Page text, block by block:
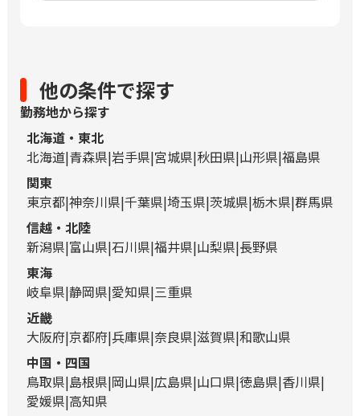
他の条件で探す
勤務地から探す
北海道・東北
北海道 青森県 岩手県 宮城県 秋田県 山形県 福島県
関東
東京都 神奈川県 千葉県 埼玉県 茨城県 栃木県 群馬県
信越・北陸
新潟県 富山県 石川県 福井県 山梨県 長野県
東海
岐阜県 静岡県 愛知県 三重県
近畿
大阪府 京都府 兵庫県 奈良県 滋賀県 和歌山県
中国・四国
鳥取県 島根県 岡山県 広島県 山口県 徳島県 香川県
愛媛県 高知県